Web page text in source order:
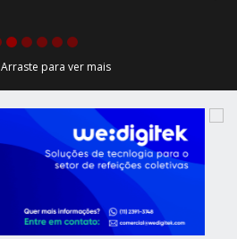
Arraste para ver mais